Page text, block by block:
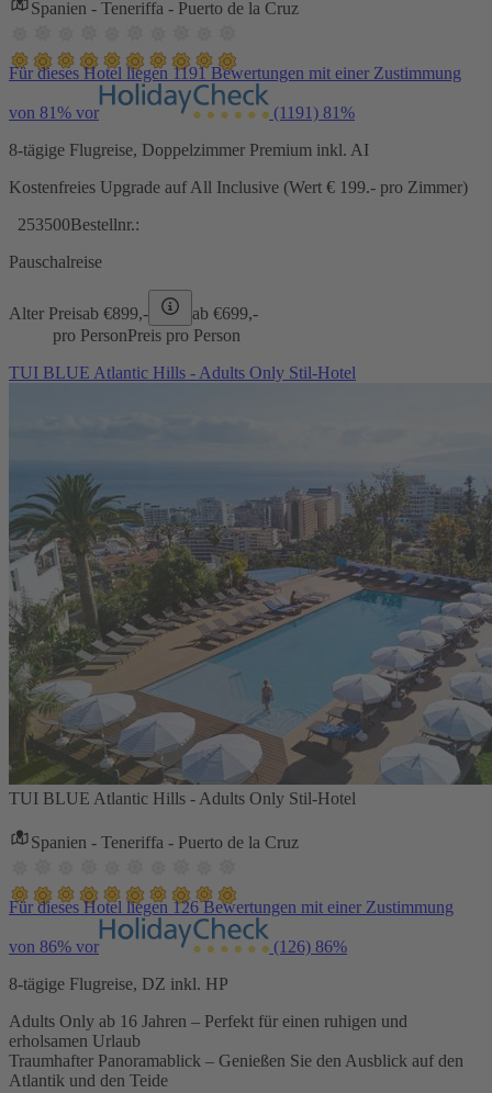
Spanien - Teneriffa - Puerto de la Cruz
Für dieses Hotel liegen 1191 Bewertungen mit einer Zustimmung
von 81% vor (1191) 81%
8-tägige Flugreise, Doppelzimmer Premium inkl. AI
Kostenfreies Upgrade auf All Inclusive (Wert € 199.- pro Zimmer)
253500Bestellnr.:
Pauschalreise
Alter Preisab €899,- ab €699,-
pro PersonPreis pro Person
TUI BLUE Atlantic Hills - Adults Only Stil-Hotel
TUI BLUE Atlantic Hills - Adults Only Stil-Hotel
Spanien - Teneriffa - Puerto de la Cruz
Für dieses Hotel liegen 126 Bewertungen mit einer Zustimmung
von 86% vor (126) 86%
8-tägige Flugreise, DZ inkl. HP
Adults Only ab 16 Jahren – Perfekt für einen ruhigen und
erholsamen Urlaub
Traumhafter Panoramablick – Genießen Sie den Ausblick auf den
Atlantik und den Teide